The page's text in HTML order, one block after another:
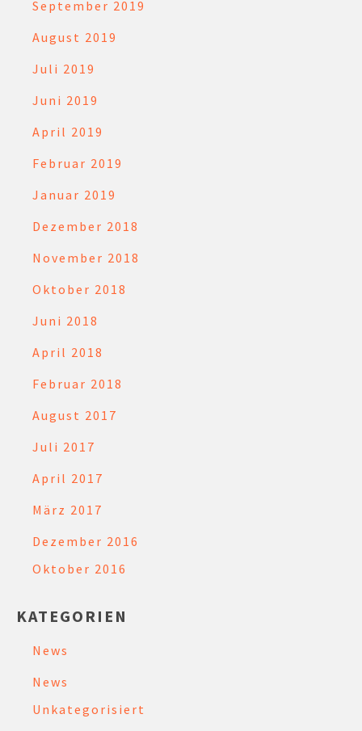
September 2019
August 2019
Juli 2019
Juni 2019
April 2019
Februar 2019
Januar 2019
Dezember 2018
November 2018
Oktober 2018
Juni 2018
April 2018
Februar 2018
August 2017
Juli 2017
April 2017
März 2017
Dezember 2016
Oktober 2016
KATEGORIEN
News
News
Unkategorisiert